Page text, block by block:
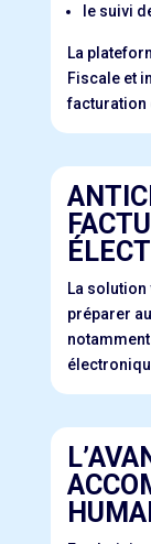
le suivi
La
Fiscale et
facturation
La
préparer